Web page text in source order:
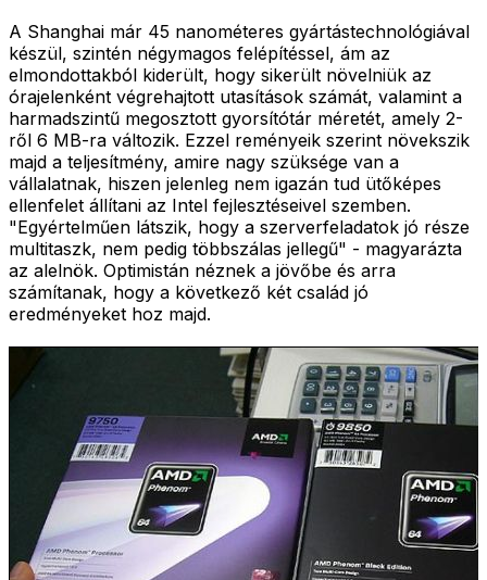
A Shanghai már 45 nanométeres gyártástechnológiával
készül, szintén négymagos felépítéssel, ám az
elmondottakból kiderült, hogy sikerült növelniük az
órajelenként végrehajtott utasítások számát, valamint a
harmadszintű megosztott gyorsítótár méretét, amely 2-
ről 6 MB-ra változik. Ezzel reményeik szerint növekszik
majd a teljesítmény, amire nagy szüksége van a
vállalatnak, hiszen jelenleg nem igazán tud ütőképes
ellenfelet állítani az Intel fejlesztéseivel szemben.
"Egyértelműen látszik, hogy a szerverfeladatok jó része
multitaszk, nem pedig többszálas jellegű" - magyarázta
az alelnök. Optimistán néznek a jövőbe és arra
számítanak, hogy a következő két család jó
eredményeket hoz majd.